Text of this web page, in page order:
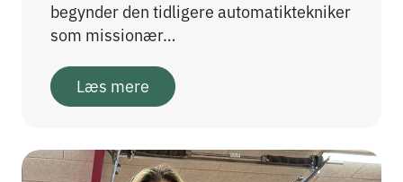
begynder den tidligere automatiktekniker
som missionær…
Læs mere